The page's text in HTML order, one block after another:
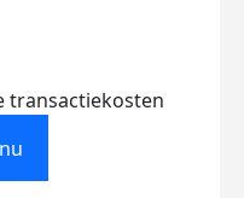
transactiekosten